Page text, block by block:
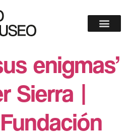
enigmas’
Sierra |